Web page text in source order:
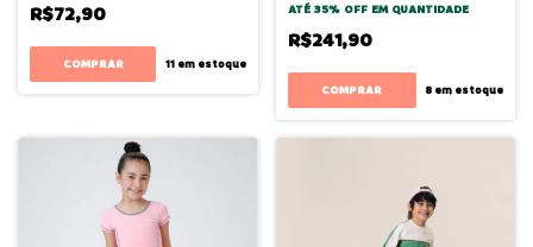
R$72,90
COMPRAR 11em estoque
ATÉ 35% OFF EM QUANTIDADE
R$241,90
COMPRAR 8 em estoque